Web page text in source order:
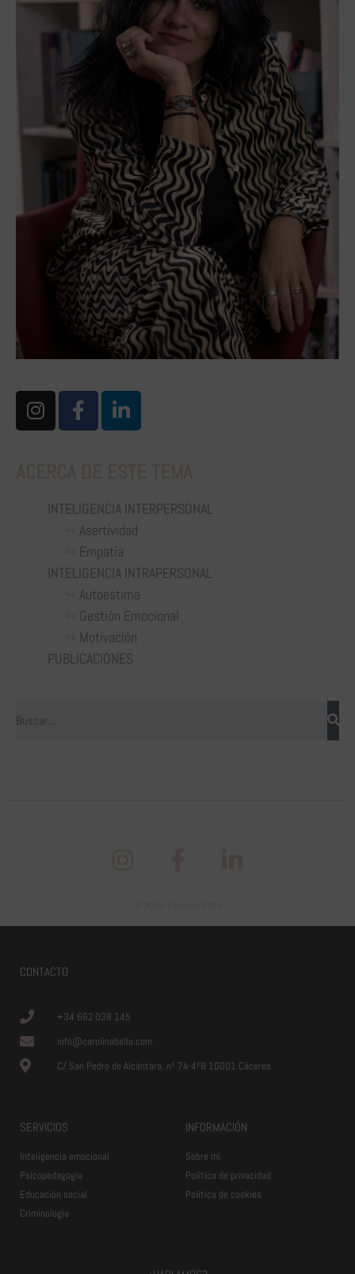
INTELIGENCIA INTERPERSONAL
Asertividad
Empatía
INTELIGENCIA INTRAPERSONAL
Autoestima
Gestión Emocional
Motivación
PUBLICACIONES
CONTACTO
+34 662 038 145
info@carolinabello.com
C/ San Pedro de Alcántara, nº 7A-4ºB 10001 Cáceres
SERVICIOS
Inteligencia emocional
Psicopedagogía
Educación social
Criminología
INFORMACIÓN
Sobre mí
Política de privacidad
Política de cookies